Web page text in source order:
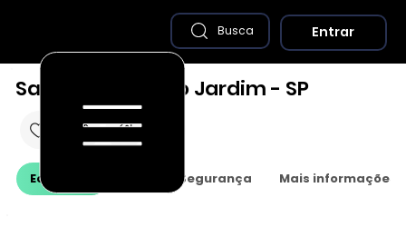
Economia Saúde e Segurança Mais informações
Santo Antônio do Jardim - SP
Busca Entrar